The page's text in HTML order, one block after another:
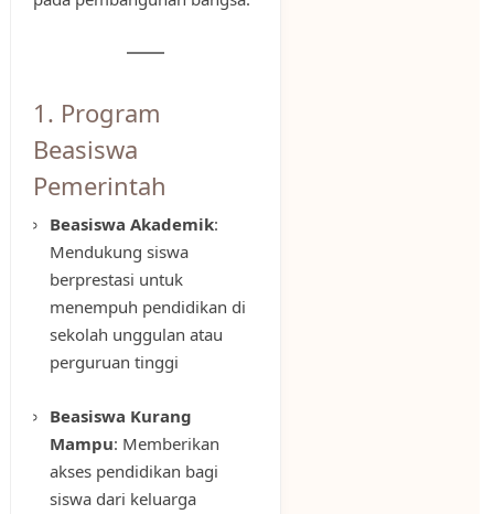
1. Program
Beasiswa
Pemerintah
Beasiswa Akademik:
Mendukung siswa
berprestasi untuk
menempuh pendidikan di
sekolah unggulan atau
perguruan tinggi
Beasiswa Kurang
Mampu: Memberikan
akses pendidikan bagi
siswa dari keluarga